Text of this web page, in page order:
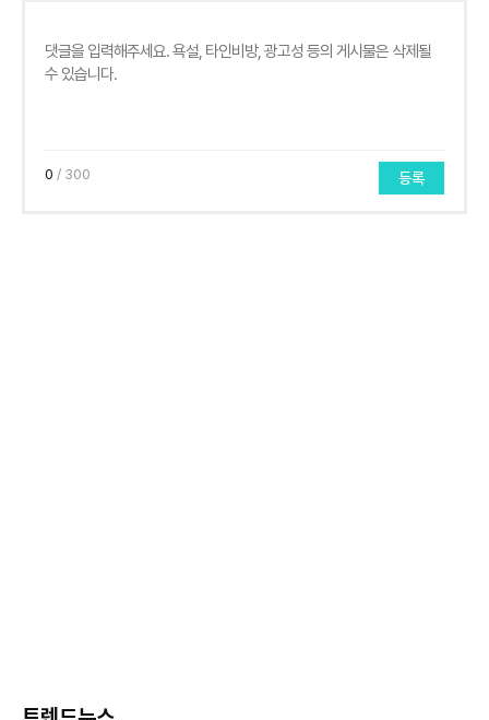
0 / 300 등록